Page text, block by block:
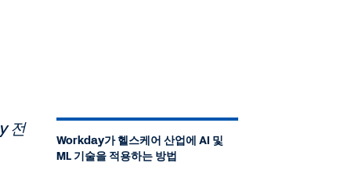
전
Workday가 헬스케어 산업에 AI 및
ML 기술을 적용하는 방법